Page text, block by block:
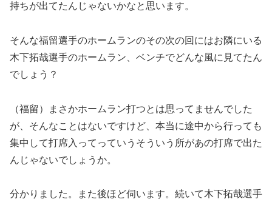
持ちが出てたんじゃないかなと思います。
そんな福留選手のホームランのその次の回にはお隣にいる
木下拓哉選手のホームラン、ベンチでどんな風に見てたん
でしょう？
（福留）まさかホームラン打つとは思ってませんでした
が、そんなことはないですけど、本当に途中から行っても
集中して打席入ってっていうそういう所があの打席で出た
んじゃないでしょうか。
分かりました。また後ほど伺います。続いて木下拓哉選手